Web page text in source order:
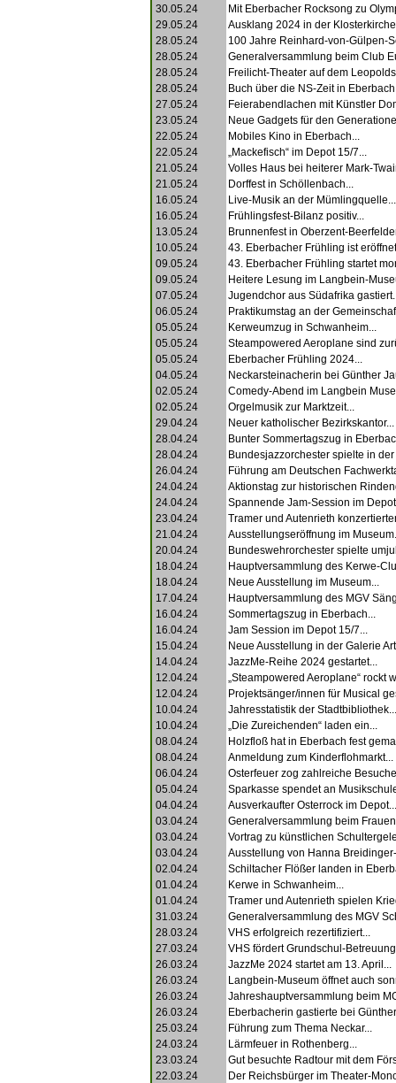
30.05.24
Mit Eberbacher Rocksong zu
29.05.24
Ausklang 2024 in der
28.05.24
100 Jahre Reinhard-von-Gülpen-
28.05.24
Generalversammlung beim Club
28.05.24
Freilicht-Theater auf dem
28.05.24
Buch über die NS-Zeit in
27.05.24
Feierabendlachen mit Künstler
23.05.24
Neue Gadgets für den
22.05.24
Mobiles Kino in Eberbach...
22.05.24
„Mackefisch“ im Depot 15/7...
21.05.24
Volles Haus bei heiterer Mark-
21.05.24
Dorffest in Schöllenbach...
16.05.24
Live-Musik an der Mümlingquelle...
16.05.24
Frühlingsfest-Bilanz positiv...
13.05.24
Brunnenfest in Oberzent-
10.05.24
43. Eberbacher Frühling ist
09.05.24
43. Eberbacher Frühling startet
09.05.24
Heitere Lesung im Langbein-
07.05.24
Jugendchor aus Südafrika
06.05.24
Praktikumstag an der
05.05.24
Kerweumzug in Schwanheim...
05.05.24
Steampowered Aeroplane sind
05.05.24
Eberbacher Frühling 2024...
04.05.24
Neckarsteinacherin bei Günther
02.05.24
Comedy-Abend im Langbein
02.05.24
Orgelmusik zur Marktzeit...
29.04.24
Neuer katholischer Bezirkskantor...
28.04.24
Bunter Sommertagszug in
28.04.24
Bundesjazzorchester spielte in
26.04.24
Führung am Deutschen
24.04.24
Aktionstag zur historischen
24.04.24
Spannende Jam-Session im
23.04.24
Tramer und Autenrieth
21.04.24
Ausstellungseröffnung im
20.04.24
Bundeswehrorchester spielte
18.04.24
Hauptversammlung des Kerwe-
18.04.24
Neue Ausstellung im Museum...
17.04.24
Hauptversammlung des MGV
16.04.24
Sommertagszug in Eberbach...
16.04.24
Jam Session im Depot 15/7...
15.04.24
Neue Ausstellung in der Galerie
14.04.24
JazzMe-Reihe 2024 gestartet...
12.04.24
„Steampowered Aeroplane“ rockt
12.04.24
Projektsänger/innen für Musical
10.04.24
Jahresstatistik der Stadtbibliothek...
10.04.24
„Die Zureichenden“ laden ein...
08.04.24
Holzfloß hat in Eberbach fest
08.04.24
Anmeldung zum Kinderflohmarkt...
06.04.24
Osterfeuer zog zahlreiche
05.04.24
Sparkasse spendet an
04.04.24
Ausverkaufter Osterrock im Depot...
03.04.24
Generalversammlung beim
03.04.24
Vortrag zu künstlichen
03.04.24
Ausstellung von Hanna
02.04.24
Schiltacher Flößer landen in
01.04.24
Kerwe in Schwanheim...
01.04.24
Tramer und Autenrieth spielen
31.03.24
Generalversammlung des MGV
28.03.24
VHS erfolgreich rezertifiziert...
27.03.24
VHS fördert Grundschul-
26.03.24
JazzMe 2024 startet am 13. April...
26.03.24
Langbein-Museum öffnet auch
26.03.24
Jahreshauptversammlung beim
26.03.24
Eberbacherin gastierte bei
25.03.24
Führung zum Thema Neckar...
24.03.24
Lärmfeuer in Rothenberg...
23.03.24
Gut besuchte Radtour mit dem
22.03.24
Der Reichsbürger im Theater-